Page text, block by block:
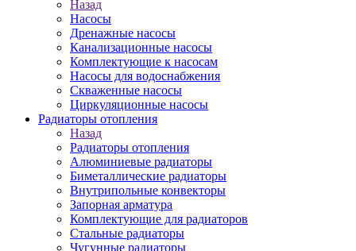
Назад
Насосы
Дренажные насосы
Канализационные насосы
Комплектующие к насосам
Насосы для водоснабжения
Скваженные насосы
Циркуляционные насосы
Радиаторы отопления
Назад
Радиаторы отопления
Алюминиевые радиаторы
Биметаллические радиаторы
Внутрипольные конвекторы
Запорная арматура
Комплектующие для радиаторов
Стальные радиаторы
Чугунные радиаторы